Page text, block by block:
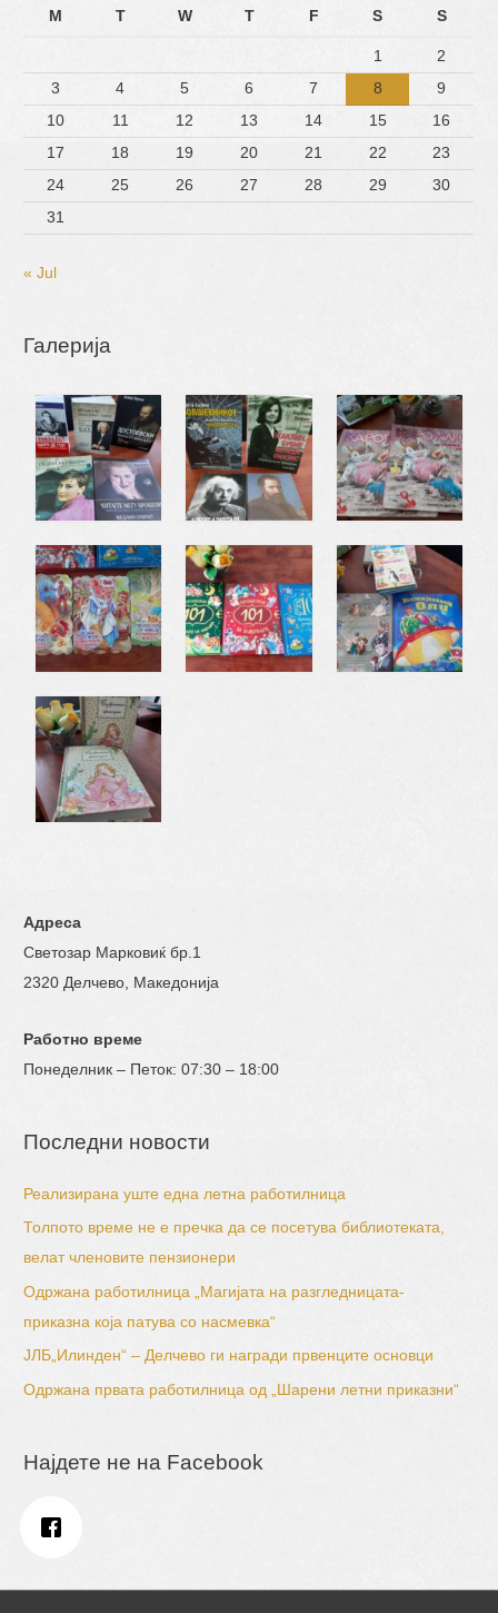
M T W T F S S
1
2
3
4 5 6 7 8
9
10
11 12 13 14 15
16
17
18 19 20 21 22
23
24
25 26 27 28 29
30
31
« Jul
Галерија
Адреса
Светозар Марковиќ бр.1
2320 Делчево, Македонија
Работно време
Понеделник – Петок: 07:30 – 18:00
Последни новости
Реализирана уште една летна работилница
Толпото време не е пречка да се посетува библиотеката,
велат членовите пензионери
Одржана работилница „Магијата на разгледницата-
приказна која патува со насмевка“
ЈЛБ„Илинден“ – Делчево ги награди првенците основци
Одржана првата работилница од „Шарени летни приказни“
Најдете не на Facebook